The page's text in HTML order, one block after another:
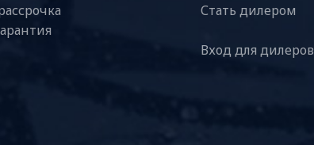
Стать дилером
Вход для дилеров